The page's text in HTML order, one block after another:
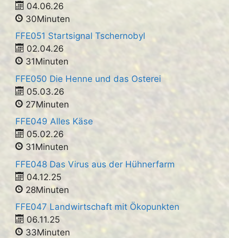
04.06.26
30Minuten
FFE051 Startsignal Tschernobyl
02.04.26
31Minuten
FFE050 Die Henne und das Osterei
05.03.26
27Minuten
FFE049 Alles Käse
05.02.26
31Minuten
FFE048 Das Virus aus der Hühnerfarm
04.12.25
28Minuten
FFE047 Landwirtschaft mit Ökopunkten
06.11.25
33Minuten